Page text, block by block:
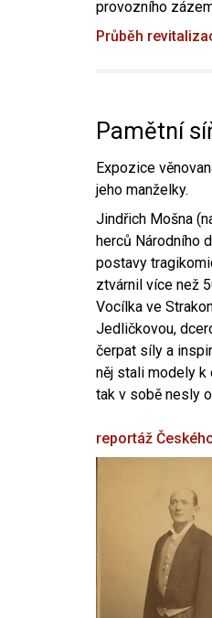
provozního
Průběh
Pamětní
Expozice
jeho manželky.
Jindřich Mošna
herců Národního
postavy
ztvárnil více než
Vocílka ve
Jedličkovou,
čerpat síly a
něj stali modely k
tak v sobě nesly
reportáž